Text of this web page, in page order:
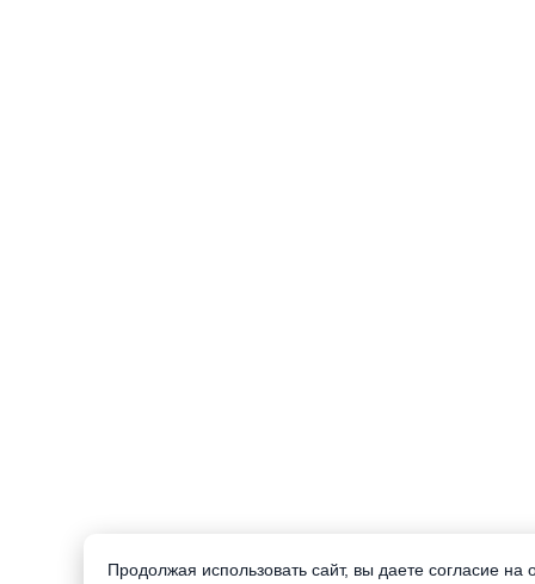
Продолжая использовать сайт, вы даете согласие